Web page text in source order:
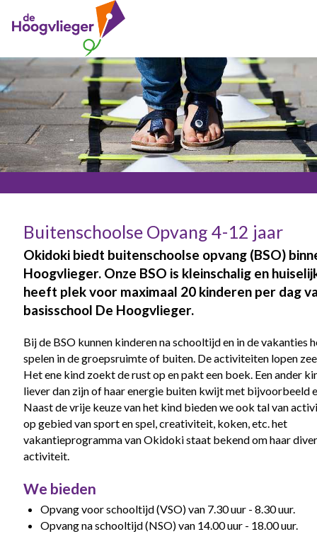
Buitenschoolse Opvang 4-12 jaar
Okidoki biedt buitenschoolse opvang (BSO)
Hoogvlieger. Onze BSO is kleinschalig en
heeft plek voor maximaal 20 kinderen per dag
basisschool De Hoogvlieger.
Bij de BSO kunnen kinderen na schooltijd en in de vakanties
spelen in de groepsruimte of buiten. De activiteiten lopen
Het ene kind zoekt de rust op en pakt een boek. Een ander
liever dan zijn of haar energie buiten kwijt met bijvoorbeeld
Naast de vrije keuze van het kind bieden we ook tal van
op gebied van sport en spel, creativiteit, koken, etc. het
vakantieprogramma van Okidoki staat bekend om haar
activiteit.
We bieden
Opvang voor schooltijd (VSO) van 7.30 uur - 8.30 uur.
Opvang na schooltijd (NSO) van 14.00 uur - 18.00 uur.